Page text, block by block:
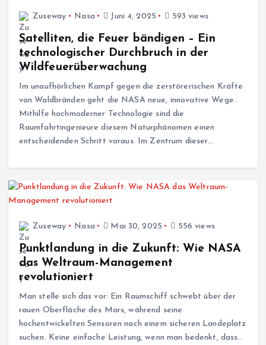
Zuseway Nasa Juni 4, 2025 593 views
Satelliten, die Feuer bändigen – Ein
technologischer Durchbruch in der
Wildfeuerüberwachung
Im unaufhörlichen Kampf gegen die zerstörerischen Kräfte
von Waldbränden geht die NASA neue, innovative Wege.
Mithilfe hochmoderner Technologie sind die
Raumfahrtingenieure diesem Naturphänomen einen
entscheidenden Schritt voraus. Im Zentrum dieser…
Zuseway Nasa Mai 30, 2025 556 views
Punktlandung in die Zukunft: Wie NASA
das Weltraum-Management
revolutioniert
Man stelle sich das vor: Ein Raumschiff schwebt über der
rauen Oberfläche des Mars, während seine
hochentwickelten Sensoren nach einem sicheren Landeplatz
suchen. Keine einfache Leistung, wenn man bedenkt, dass…